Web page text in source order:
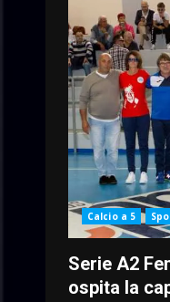
Calcio a 5
Serie A2
ospita la